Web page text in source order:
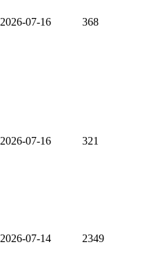
2026-07-16 368
2026-07-16 321
2026-07-14 2349